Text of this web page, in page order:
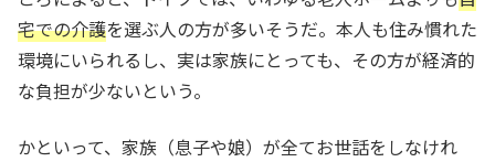
宅での介護を選ぶ人の方が多いそうだ。本人も住み慣れた
環境にいられるし、実は家族にとっても、その方が経済的
な負担が少ないという。
かといって、家族（息子や娘）が全てお世話をしなけれ